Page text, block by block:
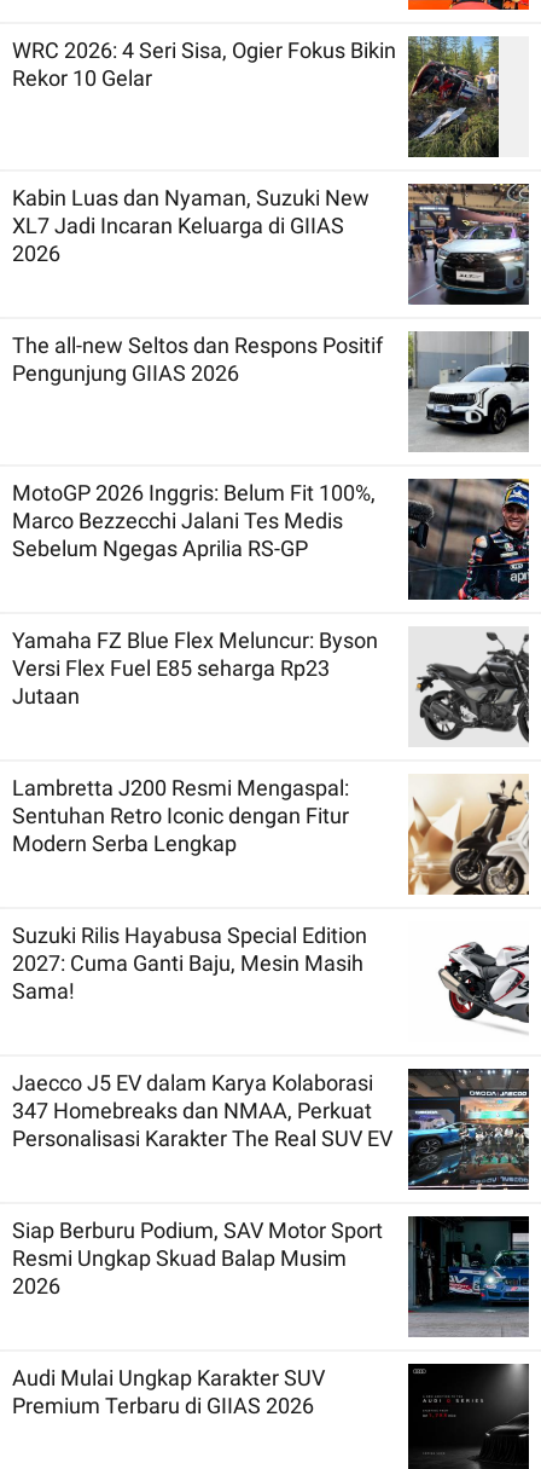
WRC 2026: 4 Seri Sisa, Ogier Fokus Bikin
Rekor 10 Gelar
Kabin Luas dan Nyaman, Suzuki New
XL7 Jadi Incaran Keluarga di GIIAS
2026
The all-new Seltos dan Respons Positif
Pengunjung GIIAS 2026
MotoGP 2026 Inggris: Belum Fit 100%,
Marco Bezzecchi Jalani Tes Medis
Sebelum Ngegas Aprilia RS-GP
Yamaha FZ Blue Flex Meluncur: Byson
Versi Flex Fuel E85 seharga Rp23
Jutaan
Lambretta J200 Resmi Mengaspal:
Sentuhan Retro Iconic dengan Fitur
Modern Serba Lengkap
Suzuki Rilis Hayabusa Special Edition
2027: Cuma Ganti Baju, Mesin Masih
Sama!
Jaecco J5 EV dalam Karya Kolaborasi
347 Homebreaks dan NMAA, Perkuat
Personalisasi Karakter The Real SUV EV
Siap Berburu Podium, SAV Motor Sport
Resmi Ungkap Skuad Balap Musim
2026
Audi Mulai Ungkap Karakter SUV
Premium Terbaru di GIIAS 2026